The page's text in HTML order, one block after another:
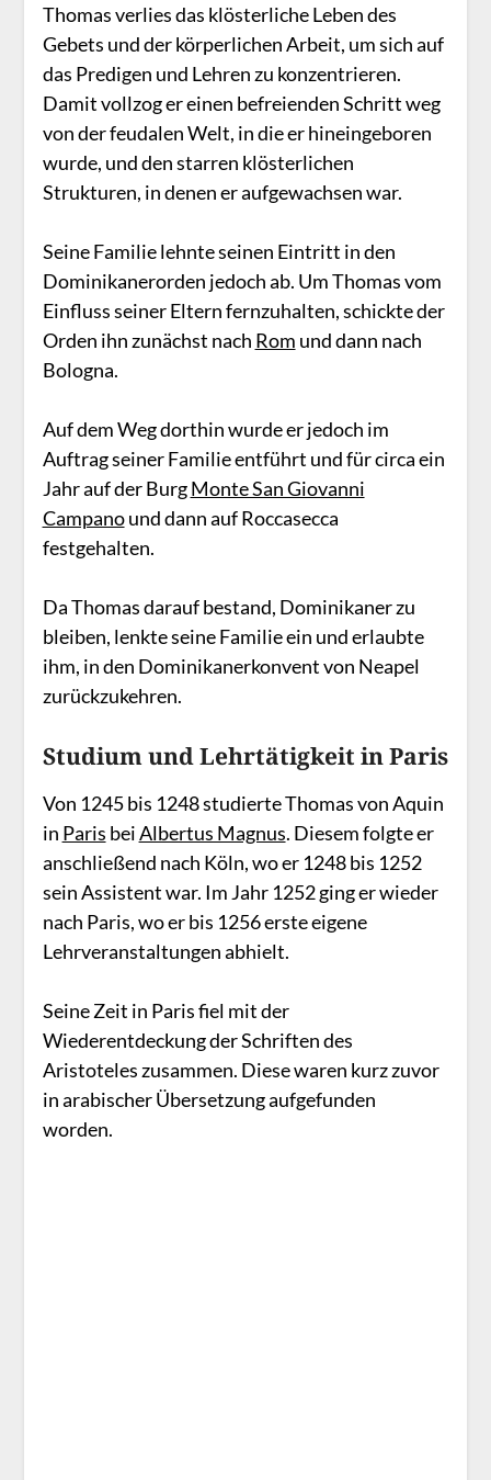
Thomas verlies das klösterliche Leben des
Gebets und der körperlichen Arbeit, um sich auf
das Predigen und Lehren zu konzentrieren.
Damit vollzog er einen befreienden Schritt weg
von der feudalen Welt, in die er hineingeboren
wurde, und den starren klösterlichen
Strukturen, in denen er aufgewachsen war.
Seine Familie lehnte seinen Eintritt in den
Dominikanerorden jedoch ab. Um Thomas vom
Einfluss seiner Eltern fernzuhalten, schickte der
Orden ihn zunächst nach Rom und dann nach
Bologna.
Auf dem Weg dorthin wurde er jedoch im
Auftrag seiner Familie entführt und für circa ein
Jahr auf der BurgMonte San Giovanni
Campanound dann auf Roccasecca
festgehalten.
Da Thomas darauf bestand, Dominikaner zu
bleiben, lenkte seine Familie ein und erlaubte
ihm, in den Dominikanerkonvent von Neapel
zurückzukehren.
Studium und Lehrtätigkeit in Paris
Von 1245 bis 1248 studierte Thomas von Aquin
in Paris beiAlbertus Magnus. Diesem folgte er
anschließend nach Köln, wo er 1248 bis 1252
sein Assistent war. Im Jahr 1252 ging er wieder
nach Paris, wo er bis 1256 erste eigene
Lehrveranstaltungen abhielt.
Seine Zeit in Paris fiel mit der
Wiederentdeckung der Schriften des
Aristoteles zusammen. Diese waren kurz zuvor
in arabischer Übersetzung aufgefunden
worden.